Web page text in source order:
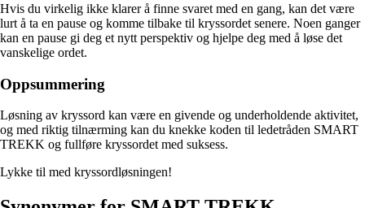
Hvis du virkelig ikke klarer å finne svaret med en gang, kan det være
lurt å ta en pause og komme tilbake til kryssordet senere. Noen ganger
kan en pause gi deg et nytt perspektiv og hjelpe deg med å løse det
vanskelige ordet.
Oppsummering
Løsning av kryssord kan være en givende og underholdende aktivitet,
og med riktig tilnærming kan du knekke koden til ledetråden SMART
TREKK og fullføre kryssordet med suksess.
Lykke til med kryssordløsningen!